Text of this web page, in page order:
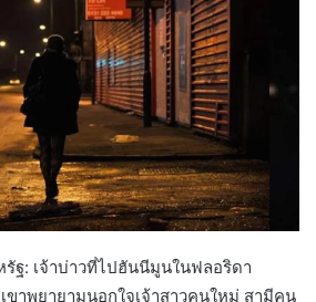
ฐ: เจ้าบ่าวที่ไปฮันนีมูนในฟลอริดา
ขาพยายามนอกใจเจ้าสาวคนใหม่ สามีคน